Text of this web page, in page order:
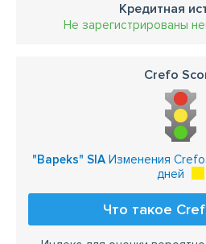
Кредитная
Не зарегистрированы
Crefo
"Bapeks" SIA Изменения
дней
Что такое